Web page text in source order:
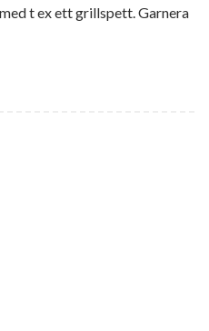
t ex ett grillspett. Garnera